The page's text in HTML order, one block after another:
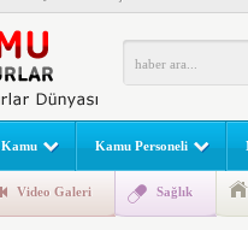
LGS Nakil Başvurusu Nasıl Yapılır? e-
MEB LGS 2026 SONUÇ SORGULAMA
Açıklandı! Liselere Geçiş Sınavı (LGS)
2026 Yılı Norm Güncellemeleri
E-Devlet Unutulan Para Sorgulaması
Kamu Kamu Personeli
Video Galeri Sağlık